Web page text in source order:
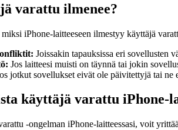
varattu ilmenee?
iPhone-laitteeseen ilmestyy käyttäjä
Joissakin tapauksissa eri sovellusten
Jos laitteesi muisti on täynnä tai jokin
jotkut sovellukset eivät ole päivitettyjä tai ne
käyttäjä varattu iPhone-
-ongelman iPhone-laitteessasi, voit